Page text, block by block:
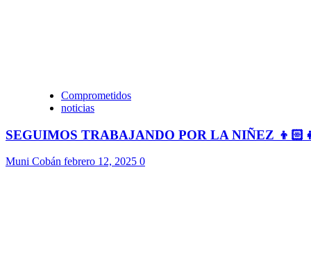
Comprometidos
noticias
SEGUIMOS TRABAJANDO POR LA NIÑEZ
Muni Cobán febrero 12, 2025 0